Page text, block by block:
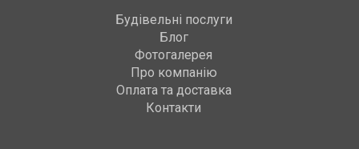
Будівельні послуги
Блог
Фотогалерея
Про компанію
Оплата та доставка
Контакти